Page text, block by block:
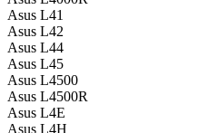
Asus L41
Asus L42
Asus L44
Asus L45
Asus L4500
Asus L4500R
Asus L4E
Asus L4H